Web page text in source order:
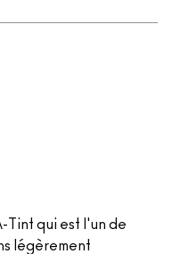
Tint qui est l'un de
légèrement